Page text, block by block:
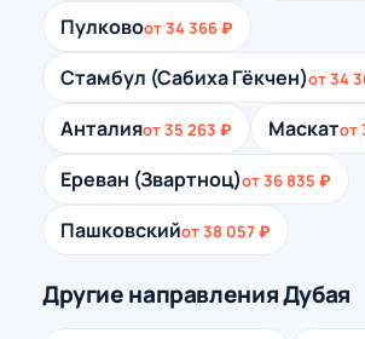
Пулковоот 34 366 ₽
Стамбул (Сабиха Гёкчен)от 34
Анталияот 35 263 ₽ Маскатот
Ереван (Звартноц)от 36 835 ₽
Пашковскийот 38 057 ₽
Другие направления Дубая